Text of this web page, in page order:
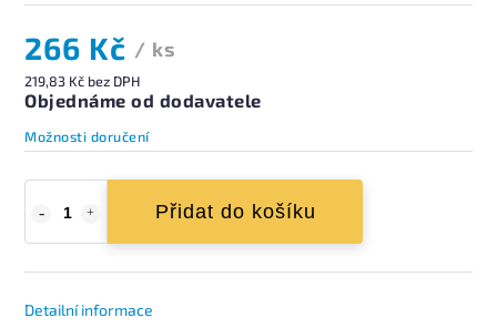
266 Kč / ks
219,83 Kč bez DPH
Objednáme od dodavatele
Možnosti doručení
Přidat do košíku
Detailní informace